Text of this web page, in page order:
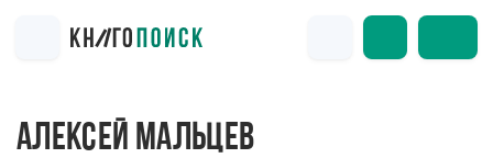
АЛЕКСЕЙ МАЛЬЦЕВ